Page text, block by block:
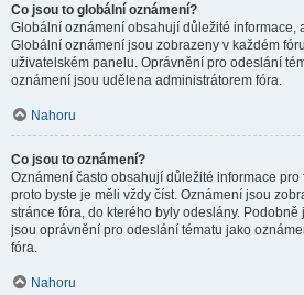
Co jsou to globální oznámení?
Globální oznámení obsahují důležité informace,
Globální oznámení jsou zobrazeny v každém
uživatelském panelu. Oprávnění pro odeslání
oznámení jsou udělena administrátorem fóra.
Nahoru
Co jsou to oznámení?
Oznámení často obsahují důležité informace pro
proto byste je měli vždy číst. Oznámení jsou
stránce fóra, do kterého byly odeslány.
jsou oprávnění pro odeslání tématu jako
fóra.
Nahoru